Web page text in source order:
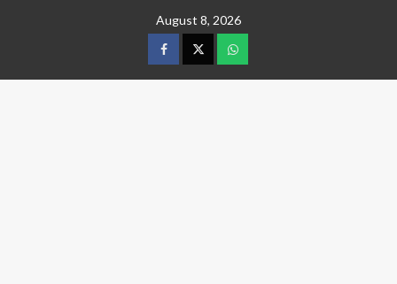
August 8, 2026
facebooktwitterwtsp